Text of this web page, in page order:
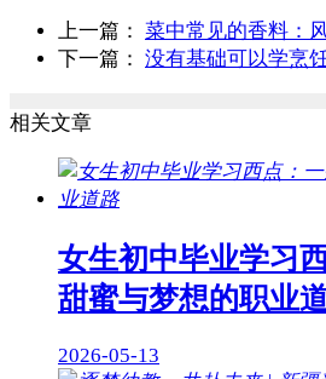
上一篇： 菜中常见的香料：
下一篇： 没有基础可以学烹
相关文章
女生初中毕业学习
甜蜜与梦想的职业
2026-05-13